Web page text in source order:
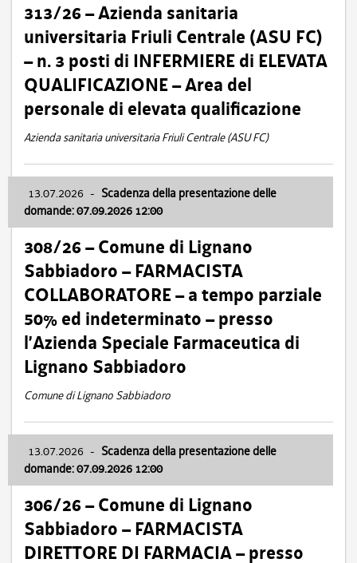
313/26 – Azienda sanitaria
universitaria Friuli Centrale (ASU FC)
– n. 3 posti di INFERMIERE di ELEVATA
QUALIFICAZIONE – Area del
personale di elevata qualificazione
Azienda sanitaria universitaria Friuli Centrale (ASU FC)
13.07.2026 - Scadenza della presentazione delle
domande: 07.09.2026 12:00
308/26 – Comune di Lignano
Sabbiadoro – FARMACISTA
COLLABORATORE – a tempo parziale
50% ed indeterminato – presso
l’Azienda Speciale Farmaceutica di
Lignano Sabbiadoro
Comune di Lignano Sabbiadoro
13.07.2026 - Scadenza della presentazione delle
domande: 07.09.2026 12:00
306/26 – Comune di Lignano
Sabbiadoro – FARMACISTA
DIRETTORE DI FARMACIA – presso